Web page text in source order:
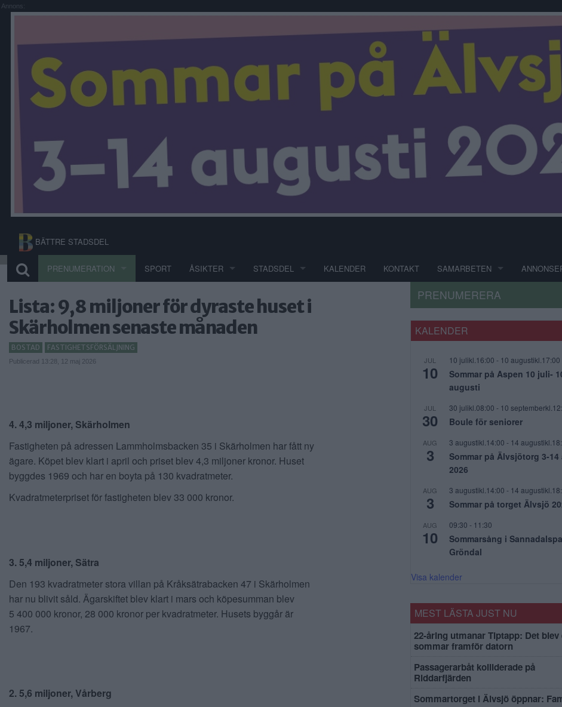
Annons:
BÄTTRE STADSDEL
PRENUMERATION SPORT ÅSIKTER STADSDEL KALENDER KONTAKT SAMARBETEN
Lista: 9,8 miljoner för dyraste huset i
Skärholmen senaste månaden
BOSTAD FASTIGHETSFÖRSÄLJNING
Publicerad 13:28, 12 maj 2026
4. 4,3 miljoner, Skärholmen
Fastigheten på adressen Lammholmsbacken 35 i Skärholmen har fått ny
ägare. Köpet blev klart i april och priset blev 4,3 miljoner kronor. Huset
byggdes 1969 och har en boyta på 130 kvadratmeter.
Kvadratmeterpriset för fastigheten blev 33 000 kronor.
3. 5,4 miljoner, Sätra
Den 193 kvadratmeter stora villan på Kråksätrabacken 47 i Skärholmen
har nu blivit såld. Ägarskiftet blev klart i mars och köpesumman blev
5 400 000 kronor, 28 000 kronor per kvadratmeter. Husets byggår är
1967.
2. 5,6 miljoner, Vårberg
PRENUMERERA
KALENDER
JUL
10
10 julikl.16:00 - 10 augustikl.17:00
Sommar på Aspen 10 juli-
augusti
JUL
30
30 julikl.08:00 - 10
Boule för seniorer
AUG
3
3 augustikl.14:00 - 14
Sommar på Älvsjötorg 3-
2026
AUG
3
3 augustikl.14:00 - 14
Sommar på torget Älvsjö
AUG
10
09:30 - 11:30
Sommarsång i
Gröndal
Visa kalender
MEST LÄSTA JUST NU
22-åring utmanar Tiptapp: Det blev
sommar framför datorn
Passagerarbåt kolliderade på
Riddarfjärden
Sommartorget i Älvsjö öppnar: